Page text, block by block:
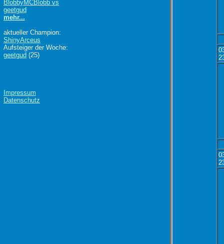
BlobbyMCBlobb vs
geetgud
mehr...
aktueller Champion:
ShinyArceus
Aufsteiger der Woche:
geetgud (25)
Impressum
Datenschutz